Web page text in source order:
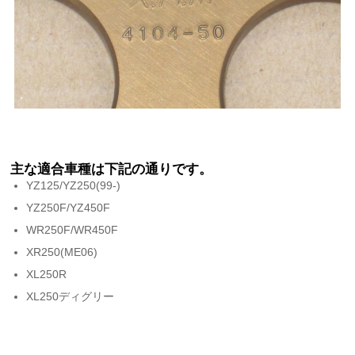
主な適合車種は下記の通りです。
YZ125/YZ250(99-)
YZ250F/YZ450F
WR250F/WR450F
XR250(ME06)
XL250R
XL250ディグリー